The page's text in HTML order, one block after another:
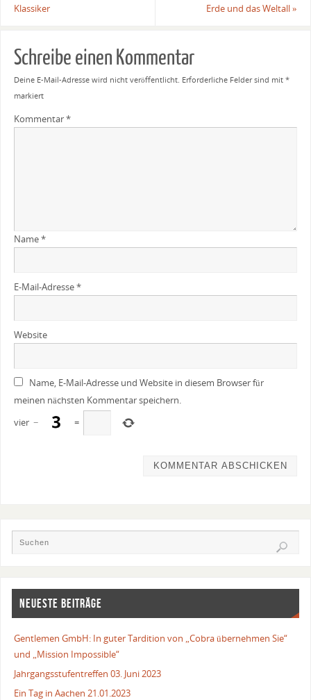
Klassiker
Erde und das Weltall»
Schreibe einen Kommentar
Deine E-Mail-Adresse wird nicht veröffentlicht. Erforderliche Felder sind mit *
markiert
Kommentar*
Name*
E-Mail-Adresse*
Website
Name, E-Mail-Adresse und Website in diesem Browser für
meinen nächsten Kommentar speichern.
vier − =
NEUESTE BEITRÄGE
Gentlemen GmbH: In guter Tardition von „Cobra übernehmen Sie“
und „Mission Impossible“
Jahrgangsstufentreffen 03. Juni 2023
Ein Tag in Aachen 21.01.2023